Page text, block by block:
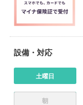
設備・対応
土曜日
朝